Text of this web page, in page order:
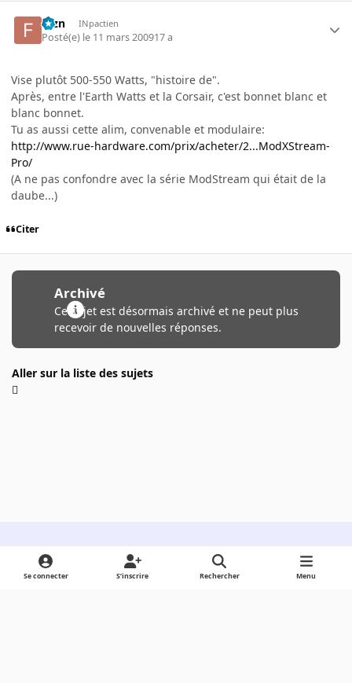
fbzn INpactien
Posté(e) le 11 mars 200917 a
Vise plutôt 500-550 Watts, "histoire de".
Après, entre l'Earth Watts et la Corsair, c'est bonnet blanc et
blanc bonnet.
Tu as aussi cette alim, convenable et modulaire:
http://www.rue-hardware.com/prix/acheter/2...ModXStream-
Pro/
(A ne pas confondre avec la série ModStream qui était de la
daube...)
Citer
Archivé
Ce sujet est désormais archivé et ne peut plus
recevoir de nouvelles réponses.
Aller sur la liste des sujets
Light ModeDark ModeSystem Preference
Se connecter S’inscrire Rechercher Menu